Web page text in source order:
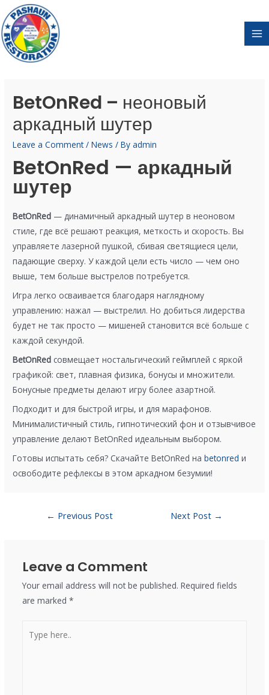
BetOnRed – неоновый
аркадный шутер
Leave a Comment /News / Byadmin
BetOnRed — аркадный
шутер
BetOnRed — динамичный аркадный шутер в неоновом
стиле, где всё решают реакция, меткость и скорость. Вы
управляете лазерной пушкой, сбивая светящиеся цели,
падающие сверху. У каждой цели есть число — чем оно
выше, тем больше выстрелов потребуется.
Игра легко осваивается благодаря наглядному
управлению: нажал — выстрелил. Но добиться лидерства
будет не так просто — мишеней становится всё больше с
каждой секундой.
BetOnRed совмещает ностальгический геймплей с яркой
графикой: свет, плавная физика, бонусы и множители.
Бонусные предметы делают игру более азартной.
Подходит и для быстрой игры, и для марафонов.
Минималистичный стиль, гипнотический фон и отзывчивое
управление делают BetOnRed идеальным выбором.
Готовы испытать себя? Скачайте BetOnRed наbetonred и
освободите рефлексы в этом аркадном безумии!
← Previous Post Next Post →
Leave a Comment
Your email address will not be published. Required fields
are marked *